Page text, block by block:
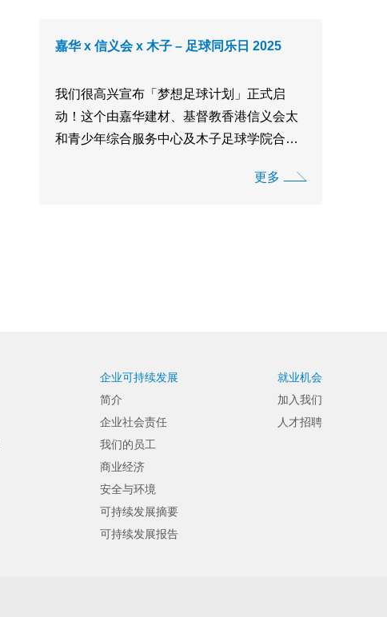
嘉华 x 信义会 x 木子 – 足球同乐日 2025
我们很高兴宣布「梦想足球计划」正式启
动！这个由嘉华建材、基督教香港信义会太
和青少年综合服务中心及木子足球学院合作
支持有需要的家庭。 我们于2025年9月13日
更多
企业可持续发展
简介
企业社会责任
我们的员工
商业经济
安全与环境
可持续发展摘要
可持续发展报告
就业机会
加入我们
人才招聘